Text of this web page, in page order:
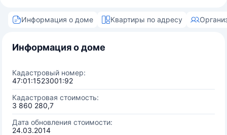
Информация о доме Квартиры по адресу
Информация о доме
Кадастровый номер:
47:01:1523001:92
Кадастровая стоимость:
3 860 280,7
Дата обновления стоимости:
24.03.2014